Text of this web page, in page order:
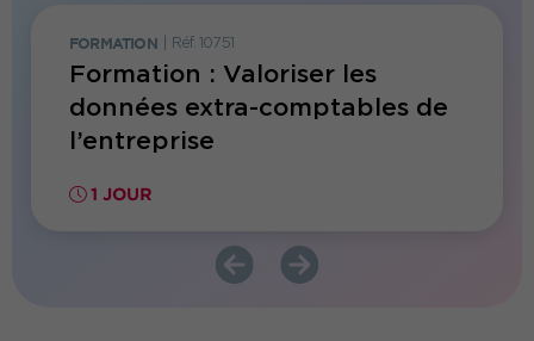
FORMATION Réf. 10751
Formation : Valoriser les
données extra-comptables de
l’entreprise
1 JOUR